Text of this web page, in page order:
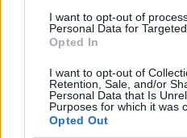
consent section.
I want to opt-out of
Personal Data for
Opted In
I want to opt-out of
Retention, Sale, and/or
Personal Data that Is
Purposes for which it was
Opted Out
Amici
Ballando Con Le Stelle
Grande Fratello
Isola Dei Famosi